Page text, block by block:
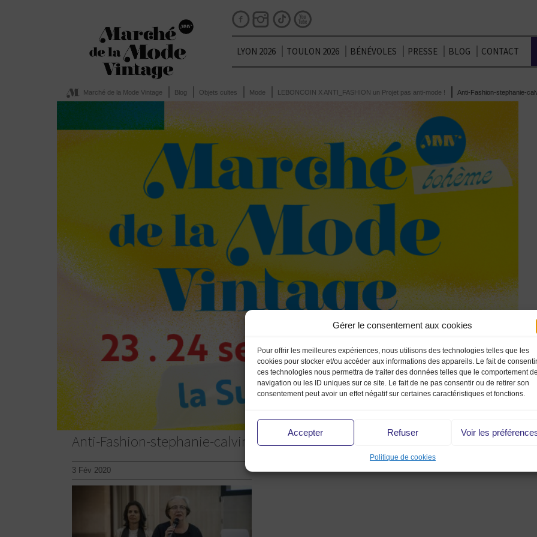
Gérer le consentement aux cookies
Pour offrir les meilleures expériences, nous utilisons des technologies telles que les
cookies pour stocker et/ou accéder aux informations des appareils. Le fait de
ces technologies nous permettra de traiter des données telles que le comportement de
navigation ou les ID uniques sur ce site. Le fait de ne pas consentir ou de retirer son
consentement peut avoir un effet négatif sur certaines caractéristiques et fonctions.
Accepter Refuser Voir les
Politique de cookies
LYON 2026 TOULON 2026 BÉNÉVOLES PRESSE BLOG CONTACT
Marché de la Mode Vintage Blog Objets cultes Mode LEBONCOIN X ANTI_FASHION un Projet pas anti-mode ! Anti-Fashion-stephanie-
Anti-Fashion-stephanie-calvino
3 Fév 2020